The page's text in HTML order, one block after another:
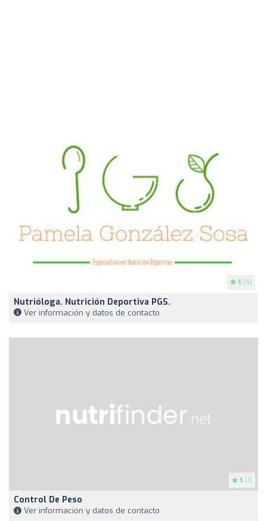
5 (5)
Nutrióloga. Nutrición Deportiva PGS.
Ver información y datos de contacto
5 (1)
Control De Peso
Ver información y datos de contacto